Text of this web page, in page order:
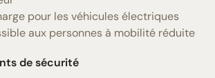
pour les véhicules électriques
aux personnes à mobilité réduite
de sécurité